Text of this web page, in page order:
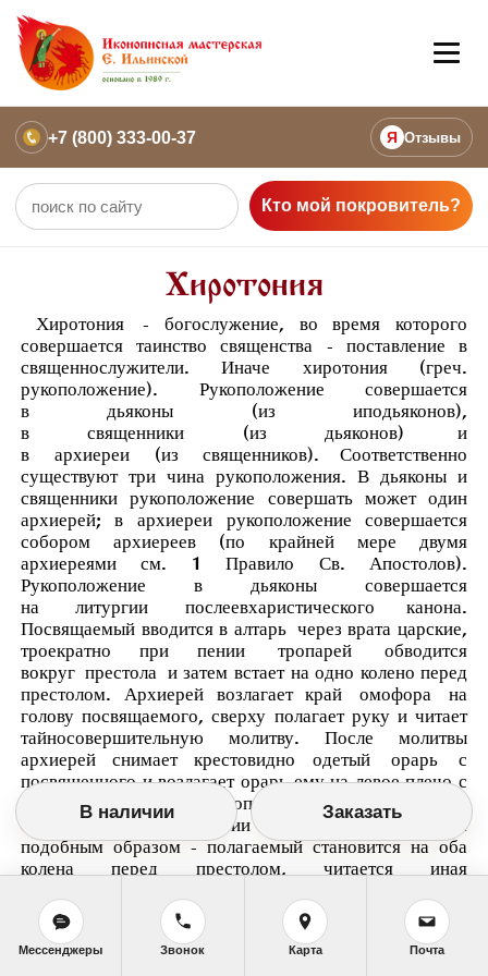
+7 (800) 333-00-37 Я Отзывы
Кто мой покровитель?
Хиротония
Хиротония- богослужение, во время которого
совершается таинство священства - поставление в
священнослужители. Иначе хиротония (греч.
рукоположение). Рукоположение совершается
вдьяконы (изиподьяконов),
всвященники (из дьяконов) и
в архиереи(изсвященников). Соответственно
существуют три чина рукоположения. В дьяконы и
священники рукоположение совершать может один
архиерей; в архиереи рукоположение совершается
собором архиереев (по крайней мере двумя
архиереями см. 1 Правило Св. Апостолов).
Рукоположение в дьяконы совершается
налитургии послеевхаристического канона.
Посвящаемый вводится в алтарь через врата царские,
троекратно при пениитропарей обводится
вокругпрестола и затем встает на одно колено перед
престолом. Архиерей возлагает крайомофора на
голову посвящаемого, сверху полагает руку и читает
тайносовершительную молитву. После молитвы
архиерей снимает крестовидно одетый орарьс
посвященного и возлагает орарь ему на левое плечо с
возгласом "аксиос
". Рукоположение в священники
совершается на литургии после великого входа
подобным образом - полагаемый становится на оба
колена перед престолом, читается иная
облачается в
священнические одежды
Рукоположение в архиереи совершается на литургии
после пения
трисвятого перед чтением Апостола
В наличии Заказать
Мессенджеры Звонок Карта Почта